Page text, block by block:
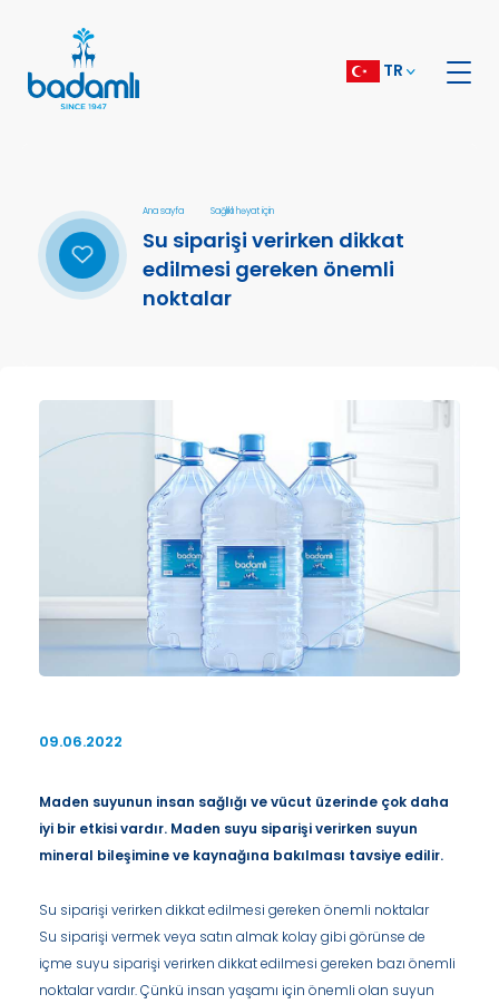
TR
Ana sayfa Sağlıklı həyat için
Su siparişi verirken dikkat
edilmesi gereken önemli
noktalar
09.06.2022
Maden suyunun insan sağlığı ve vücut üzerinde çok daha
iyi bir etkisi vardır. Maden suyu siparişi verirken suyun
mineral bileşimine ve kaynağına bakılması tavsiye edilir.
Su siparişi verirken dikkat edilmesi gereken önemli noktalar
Su siparişi vermek veya satın almak kolay gibi görünse de
içme suyu siparişi verirken dikkat edilmesi gereken bazı önemli
noktalar vardır. Çünkü insan yaşamı için önemli olan suyun